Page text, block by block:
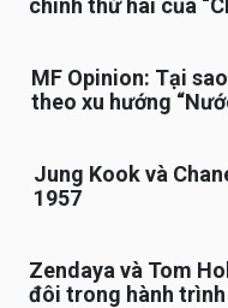
chính thứ hai của
MF Opinion: Tại
theo xu hướng
Jung Kook và
1957
Zendaya và Tom
đôi trong hành